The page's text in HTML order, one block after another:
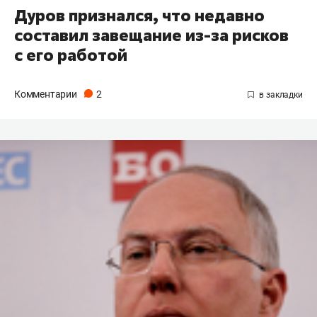
Дуров признался, что недавно
составил завещание из-за рисков
с его работой
Комментарии 2